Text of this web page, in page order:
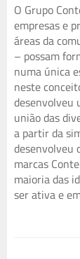
O Grupo
empresas e
áreas da
– possam
numa única
neste
desenvolveu
união das
a partir da
desenvolveu
marcas
maioria das
ser ativa e